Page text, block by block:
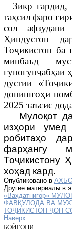
Зикр гардид,
таҳсил фаро
сол
Ҳиндустон
Тоҷикистон ба
минбаъд
гуногунҷабҳаи
дӯстии
донишгоҳи
2025 таъсис
Мулоқот
изҳори
робитаҳо
фарҳангу
Тоҷикистону
хоҳад кард.
Опубликовано в
Другие материалы в
«Ваҳдатнигор»
ФАВҚУЛОДА ВА
ТОҶИКИСТОН ҶОН
Наверх
БОЙГОНИ